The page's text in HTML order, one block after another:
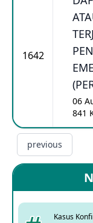
1642
06
841
previous
Kasus